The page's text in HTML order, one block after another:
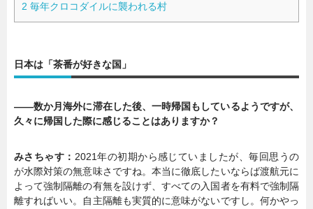
2 毎年クロコダイルに襲われる村
日本は「茶番が好きな国」
――数か月海外に滞在した後、一時帰国もしているようですが、
久々に帰国した際に感じることはありますか？
みさちゃす： 2021年の初期から感じていましたが、毎回思うの
が水際対策の無意味さですね。本当に徹底したいならば渡航元に
よって強制隔離の有無を設けず、すべての入国者を有料で強制隔
離すればいい。自主隔離も実質的に意味がないですし。何かやっ